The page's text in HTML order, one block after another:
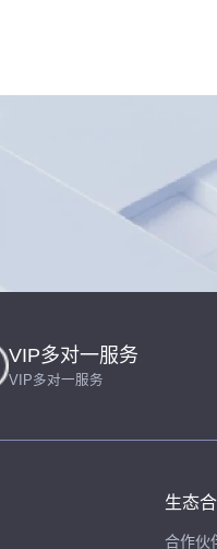
VIP多对一服务
VIP多对一服务
生态
合作伙